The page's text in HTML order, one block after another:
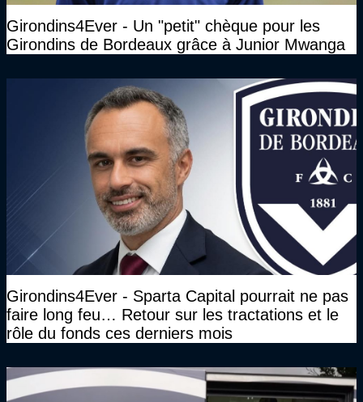
Girondins4Ever - Un "petit" chèque pour les
Girondins de Bordeaux grâce à Junior Mwanga
Girondins4Ever - Sparta Capital pourrait ne pas
faire long feu… Retour sur les tractations et le
rôle du fonds ces derniers mois